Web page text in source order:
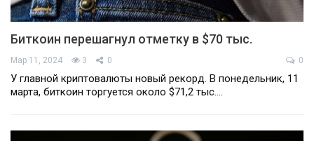
Биткоин перешагнул отметку в $70 тыс.
Мар 11, 2024 3 0 0
У главной криптовалюты новый рекорд. В понедельник, 11
марта, биткоин торгуется около $71,2 тыс.…